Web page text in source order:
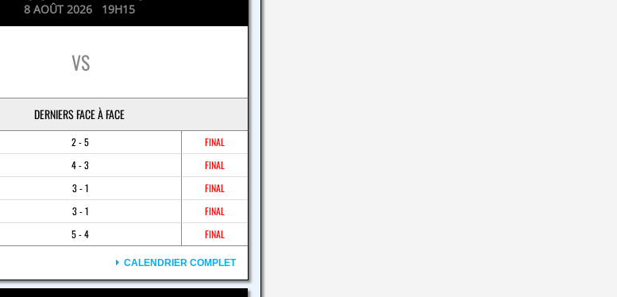
8 AOÛT 2026 19H15
VS
DERNIERS FACE À FACE
2 - 5
FINAL
4 - 3
FINAL
3 - 1
FINAL
3 - 1
FINAL
5 - 4 FINAL
CALENDRIER COMPLET